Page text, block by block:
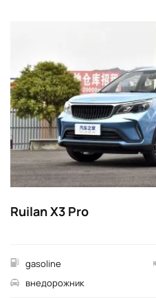
Ruilan X3 Pro
gasoline
внедорожник